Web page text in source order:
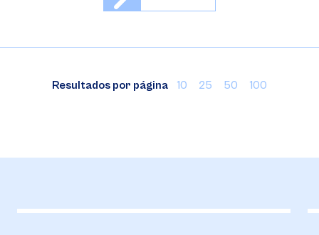
Resultados por página 10 25 50 100